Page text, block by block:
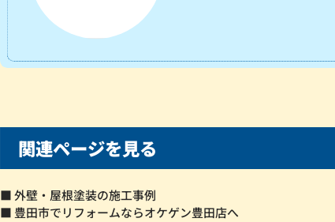
関連ページを見る
■ 外壁・屋根塗装の施工事例
■ 豊田市でリフォームならオケゲン豊田店へ